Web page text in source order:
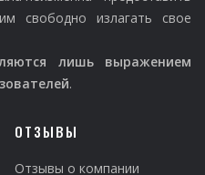
свободно излагать свое
лишь выражением
.
ОТЗЫВЫ
Отзывы о компании